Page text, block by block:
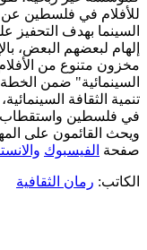
للأفلام في فلسطين
السينما بهدف التحفيز
إلهام لبعضهم البعض،
مخزون متنوع من
السينمائية" ضمن
تنمية الثقافة
في فلسطين واستقطاب
ويحث القائمون على
صفحة الفيسبوك
الكاتب: رمان الثقافية